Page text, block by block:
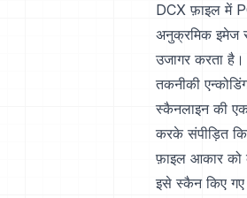
DCX फ़ाइल में
अनुक्रमिक इमेज
उजागर करता है।
तकनीकी
स्कैनलाइन की
करके संपीड़ित
फ़ाइल आकार को
इसे स्कैन किए